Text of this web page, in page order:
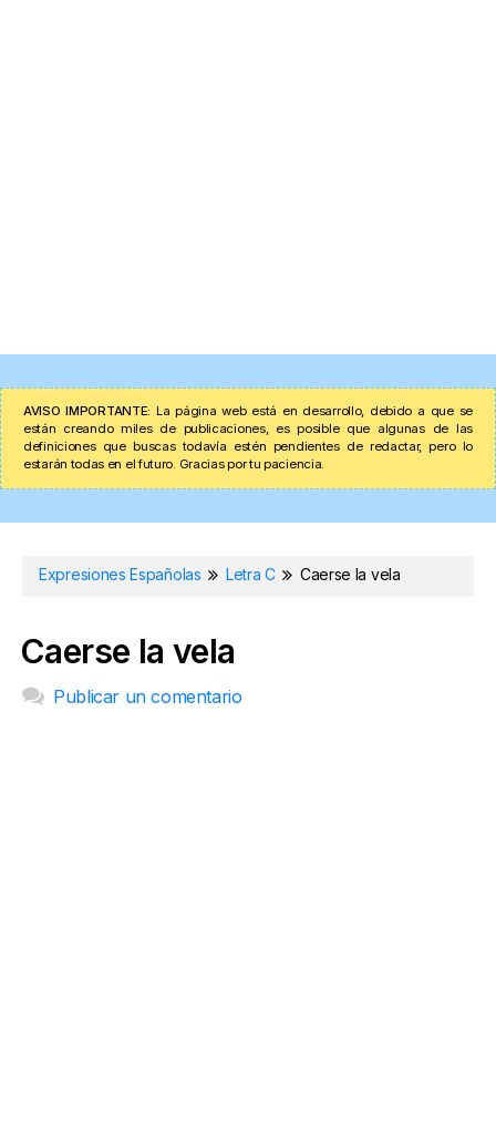
AVISO IMPORTANTE: La página web está en desarrollo, debido a que se
están creando miles de publicaciones, es posible que algunas de las
definiciones que buscas todavía estén pendientes de redactar, pero lo
estarán todas en el futuro. Gracias por tu paciencia.
Expresiones Españolas Letra C Caerse la vela
Caerse la vela
Publicar un comentario